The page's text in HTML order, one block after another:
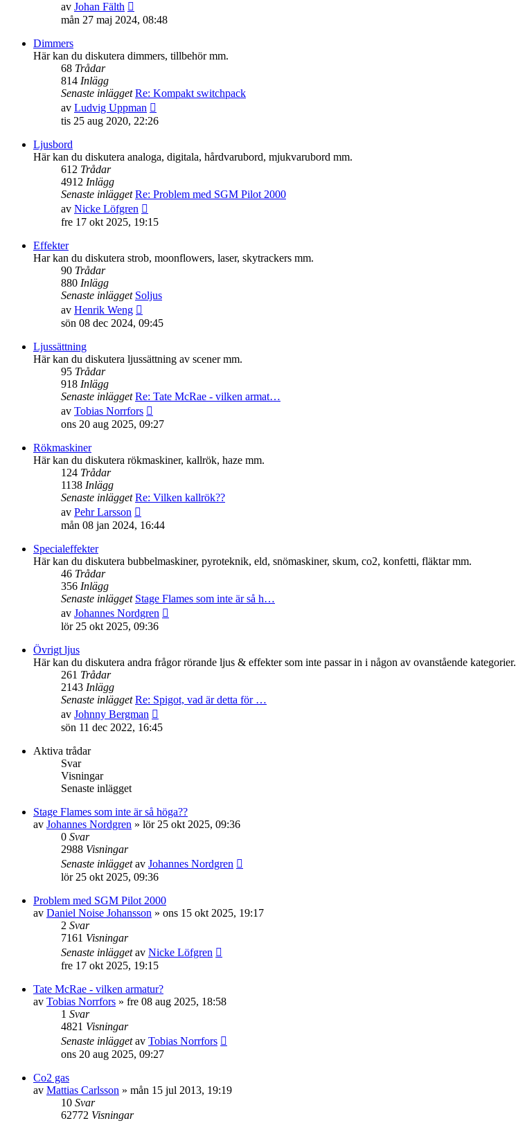
av Johan Fälth
till
det
inlägget
mån 27 maj 2024, 08:48
Dimmers
Här kan du diskutera dimmers, tillbehör mm.
68 Trådar
814 Inlägg
Senaste inlägget Re: Kompakt switchpack
av Ludvig Uppman
till
inlägget
tis 25 aug 2020, 22:26
Ljusbord
Här kan du diskutera analoga, digitala, hårdvarubord, mjukvarubord mm.
612 Trådar
4912 Inlägg
Senaste inlägget Re: Problem med SGM Pilot 2000
av Nicke Löfgren
till
inlägget
fre 17 okt 2025, 19:15
Effekter
Har kan du diskutera strob, moonflowers, laser, skytrackers mm.
90 Trådar
880 Inlägg
Senaste inlägget Soljus
av Henrik Weng
till
inlägget
sön 08 dec 2024, 09:45
Ljussättning
Här kan du diskutera ljussättning av scener mm.
95 Trådar
918 Inlägg
Senaste inlägget Re: Tate McRae - vilken armat…
av Tobias Norrfors
till
inlägget
ons 20 aug 2025, 09:27
Rökmaskiner
Här kan du diskutera rökmaskiner, kallrök, haze mm.
124 Trådar
1138 Inlägg
Senaste inlägget Re: Vilken kallrök??
av Pehr Larsson
till
inlägget
mån 08 jan 2024, 16:44
Specialeffekter
Här kan du diskutera bubbelmaskiner, pyroteknik, eld, snömaskiner, skum, co2, konfetti, fläktar mm.
46 Trådar
356 Inlägg
Senaste inlägget Stage Flames som inte är så h…
av Johannes Nordgren
inlägget
lör 25 okt 2025, 09:36
Övrigt ljus
Här kan du diskutera andra frågor rörande ljus & effekter som inte passar in i någon av ovanstående kategorier.
261 Trådar
2143 Inlägg
Senaste inlägget Re: Spigot, vad är detta för …
av Johnny Bergman
till
sön 11 dec 2022, 16:45
Aktiva trådar
Svar
Visningar
Senaste inlägget
Stage Flames som inte är så höga??
av Johannes Nordgren » lör 25 okt 2025, 09:36
0 Svar
2988 Visningar
Senaste inläggetav Johannes Nordgren
lör 25 okt 2025, 09:36
Problem med SGM Pilot 2000
av Daniel Noise Johansson » ons 15 okt 2025, 19:17
2 Svar
7161 Visningar
Senaste inläggetav Nicke Löfgren
fre 17 okt 2025, 19:15
Tate McRae - vilken armatur?
av Tobias Norrfors » fre 08 aug 2025, 18:58
1 Svar
4821 Visningar
Senaste inläggetav Tobias Norrfors
ons 20 aug 2025, 09:27
Co2 gas
av Mattias Carlsson » mån 15 jul 2013, 19:19
10 Svar
62772 Visningar